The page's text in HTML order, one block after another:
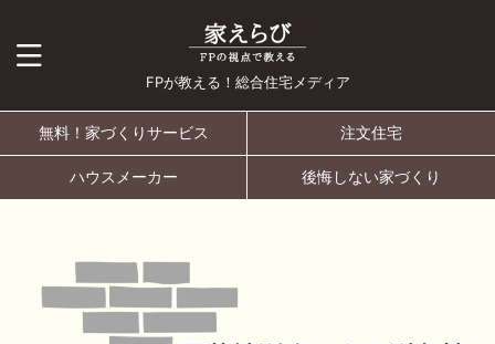
FPが教える！総合住宅メディア
無料！家づくりサービス 注文住宅
ハウスメーカー 後悔しない家づくり